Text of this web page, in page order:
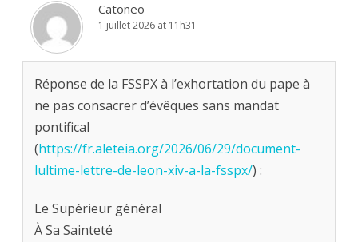
Catoneo
1 juillet 2026 at 11h31
Réponse de la FSSPX à l’exhortation du pape à
ne pas consacrer d’évêques sans mandat
pontifical
(https://fr.aleteia.org/2026/06/29/document-
lultime-lettre-de-leon-xiv-a-la-fsspx/) :
Le Supérieur général
À Sa Sainteté